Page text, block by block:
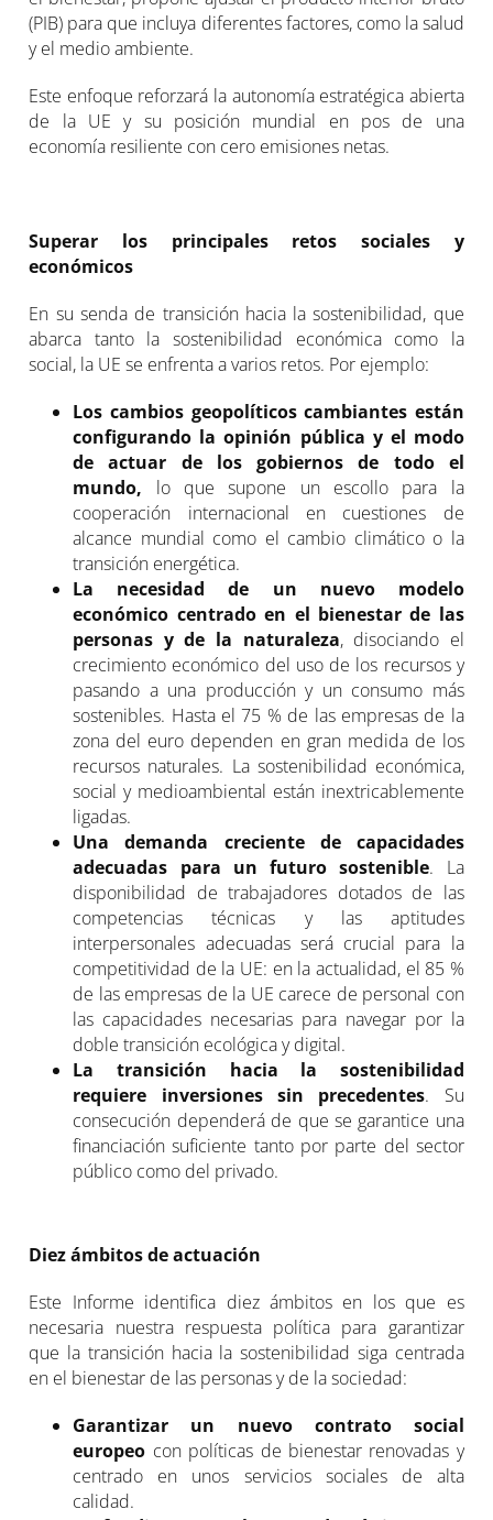
(PIB) para que incluya diferentes factores, como la salud
y el medio ambiente.
Este enfoque reforzará la autonomía estratégica abierta
de la UE y su posición mundial en pos de una
economía resiliente con cero emisiones netas.
Superar los principales retos sociales y
económicos
En su senda de transición hacia la sostenibilidad, que
abarca tanto la sostenibilidad económica como la
social, la UE se enfrenta a varios retos. Por ejemplo:
Los cambios geopolíticos cambiantes están
configurando la opinión pública y el modo
de actuar de los gobiernos de todo el
mundo, lo que supone un escollo para la
cooperación internacional en cuestiones de
alcance mundial como el cambio climático o la
transición energética.
La necesidad de un nuevo modelo
económico centrado en el bienestar de las
personas y de la naturaleza, disociando el
crecimiento económico del uso de los recursos y
pasando a una producción y un consumo más
sostenibles. Hasta el 75 % de las empresas de la
zona del euro dependen en gran medida de los
recursos naturales. La sostenibilidad económica,
social y medioambiental están inextricablemente
ligadas.
Una demanda creciente de capacidades
adecuadas para un futuro sostenible. La
disponibilidad de trabajadores dotados de las
competencias técnicas y las aptitudes
interpersonales adecuadas será crucial para la
competitividad de la UE: en la actualidad, el 85 %
de las empresas de la UE carece de personal con
las capacidades necesarias para navegar por la
doble transición ecológica y digital.
La transición hacia la sostenibilidad
requiere inversiones sin precedentes. Su
consecución dependerá de que se garantice una
financiación suficiente tanto por parte del sector
público como del privado.
Diez ámbitos de actuación
Este Informe identifica diez ámbitos en los que es
necesaria nuestra respuesta política para garantizar
que la transición hacia la sostenibilidad siga centrada
en el bienestar de las personas y de la sociedad:
Garantizar un nuevo contrato social
europeo con políticas de bienestar renovadas y
centrado en unos servicios sociales de alta
calidad.